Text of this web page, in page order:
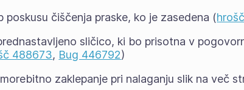
poskusu čiščenja praske, ko je zasedena (
sličico, ki bo prisotna v
488673, Bug 446792)
zaklepanje pri nalaganju slik na več